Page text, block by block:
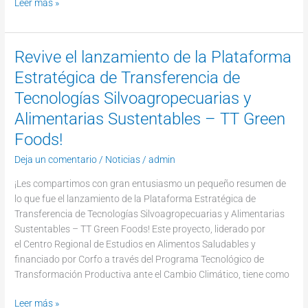
Leer más »
Revive el lanzamiento de la Plataforma
Estratégica de Transferencia de
Tecnologías Silvoagropecuarias y
Alimentarias Sustentables – TT Green
Foods!
Deja un comentario / Noticias /admin
¡Les compartimos con gran entusiasmo un pequeño resumen de
lo que fue el lanzamiento de la Plataforma Estratégica de
Transferencia de Tecnologías Silvoagropecuarias y Alimentarias
Sustentables – TT Green Foods! Este proyecto, liderado por
el Centro Regional de Estudios en Alimentos Saludables y
financiado por Corfo a través del Programa Tecnológico de
Transformación Productiva ante el Cambio Climático, tiene como
Revive
el
lanzamiento
de
la
Estratégica
de
de
Tecnologías
Silvoagropecuarias
y
Alimentarias
Sustentables
–
Leer más »